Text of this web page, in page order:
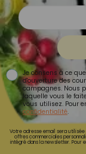
Je consens à ce
d'ouverture des
campagnes. Nous
laquelle vous le
vous utilisez. Pour
confidentialité.
Votre adresse email sera
offres commerciales
intégré dans la newsletter. Pour